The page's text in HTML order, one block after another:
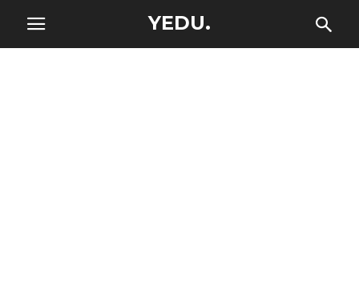
YEDU.